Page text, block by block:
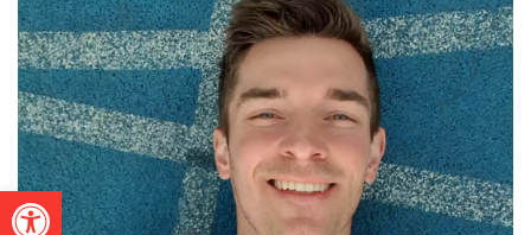
Otwórz pasek narzędzi